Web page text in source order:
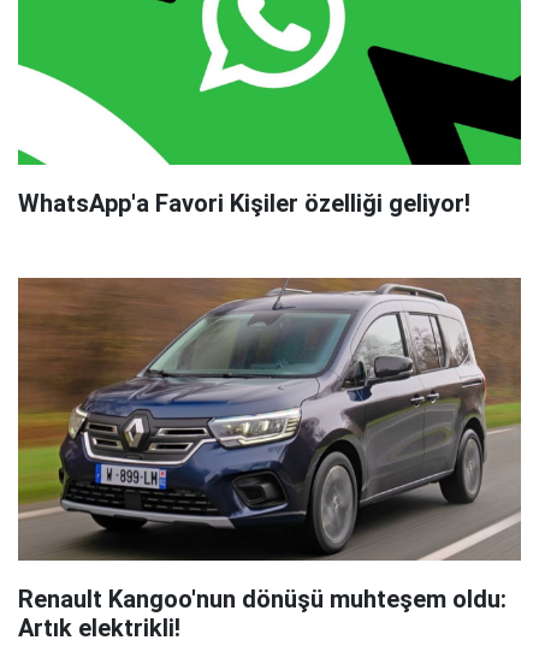
WhatsApp'a Favori Kişiler özelliği geliyor!
Renault Kangoo'nun dönüşü muhteşem oldu:
Artık elektrikli!